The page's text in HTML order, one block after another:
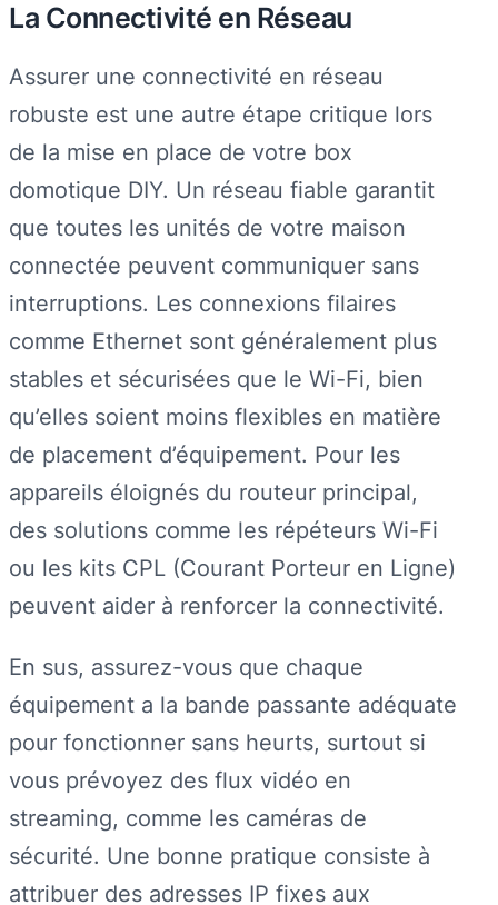
La Connectivité en Réseau
Assurer une connectivité en réseau
robuste est une autre étape critique lors
de la mise en place de votre box
domotique DIY. Un réseau fiable garantit
que toutes les unités de votre maison
connectée peuvent communiquer sans
interruptions. Les connexions filaires
comme Ethernet sont généralement plus
stables et sécurisées que le Wi-Fi, bien
qu’elles soient moins flexibles en matière
de placement d’équipement. Pour les
appareils éloignés du routeur principal,
des solutions comme les répéteurs Wi-Fi
ou les kits CPL (Courant Porteur en Ligne)
peuvent aider à renforcer la connectivité.
En sus, assurez-vous que chaque
équipement a la bande passante adéquate
pour fonctionner sans heurts, surtout si
vous prévoyez des flux vidéo en
streaming, comme les caméras de
sécurité. Une bonne pratique consiste à
attribuer des adresses IP fixes aux